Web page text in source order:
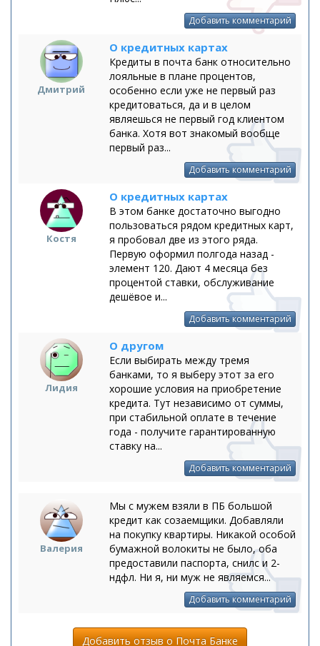
Добавить комментарий
Дмитрий
О кредитных картах
Кредиты в почта банк относительно
лояльные в плане процентов,
особенно если уже не первый раз
кредитоваться, да и в целом
являешься не первый год клиентом
банка. Хотя вот знакомый вообще
первый раз...
Добавить комментарий
Костя
О кредитных картах
В этом банке достаточно выгодно
пользоваться рядом кредитных карт,
я пробовал две из этого ряда.
Первую оформил полгода назад -
элемент 120. Дают 4 месяца без
процентой ставки, обслуживание
дешёвое и...
Добавить комментарий
Лидия
О другом
Если выбирать между тремя
банками, то я выберу этот за его
хорошие условия на приобретение
кредита. Тут независимо от суммы,
при стабильной оплате в течение
года - получите гарантированную
ставку на...
Добавить комментарий
Валерия
Мы с мужем взяли в ПБ большой
кредит как созаемщики. Добавляли
на покупку квартиры. Никакой особой
бумажной волокиты не было, оба
предоставили паспорта, снилс и 2-
ндфл. Ни я, ни муж не являемся...
Добавить комментарий
Добавить отзыв о Почта Банке